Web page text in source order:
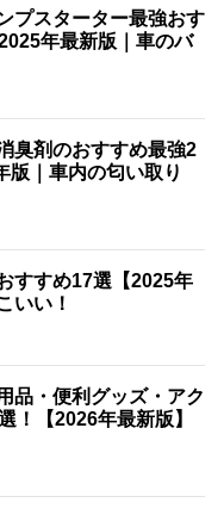
プスターター最強おす
年最新版｜車のバ
臭剤のおすすめ最強2
版｜車内の匂い取り
すすめ17選【2025年
いい！
品・便利グッズ・アク
！【2026年最新版】